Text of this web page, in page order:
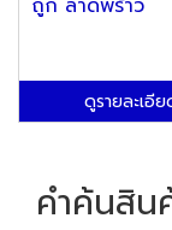
ถูก ลาดพร้าว
ดูรายละเอี
คำค้นสิน